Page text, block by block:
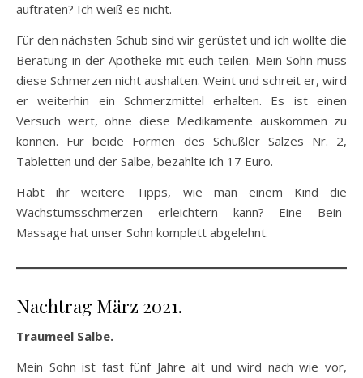
auftraten? Ich weiß es nicht.
Für den nächsten Schub sind wir gerüstet und ich wollte die
Beratung in der Apotheke mit euch teilen. Mein Sohn muss
diese Schmerzen nicht aushalten. Weint und schreit er, wird
er weiterhin ein Schmerzmittel erhalten. Es ist einen
Versuch wert, ohne diese Medikamente auskommen zu
können. Für beide Formen des Schüßler Salzes Nr. 2,
Tabletten und der Salbe, bezahlte ich 17 Euro.
Habt ihr weitere Tipps, wie man einem Kind die
Wachstumsschmerzen erleichtern kann? Eine Bein-
Massage hat unser Sohn komplett abgelehnt.
Nachtrag März 2021.
Traumeel Salbe.
Mein Sohn ist fast fünf Jahre alt und wird nach wie vor,